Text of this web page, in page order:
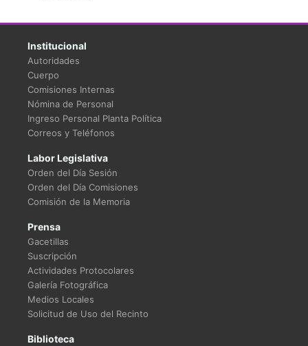
Institucional
Autoridades
Cuerpo
Comisiones Internas
Nómina de Personal
Ingreso Personal Planta Política
Correos y Teléfonos
Labor Legislativa
Orden del Día Sesión
Orden del Día Comisiones
Comisión de la Memoria
Prensa
Gacetillas
Suscripción
Actividades Protocolares
Galería Fotográfica
Medios Locales
Solicitud de Uso del Recinto
Biblioteca